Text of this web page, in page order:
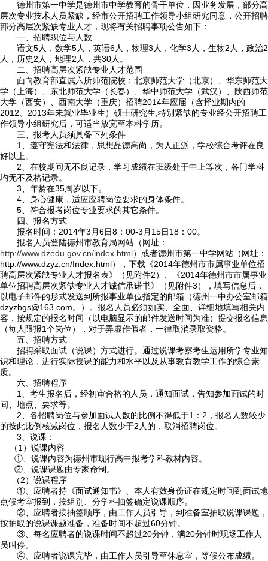
德州市第一中学是德州市中学教育的骨干单位，因业务发展，部分高
层次专业技术人员紧缺，经市公开招聘工作领导小组研究同意，公开招聘
部分高层次紧缺专业人才，现将有关招聘事项公告如下：
一、招聘职位与人数
语文5人，数学5人，英语6人，物理3人，化学3人，生物2人，政治2
人，历史2人，地理2人，共30人。
二、招聘高层次紧缺专业人才范围
面向教育部直属六所师范院校：北京师范大学（北京）、华东师范大
学（上海）、东北师范大学（长春）、华中师范大学（武汉）、陕西师范
大学（西安）、西南大学（重庆）招聘2014年应届（含择业期内的
2012、2013年未就业毕业生）硕士研究生,特别紧缺的专业经公开招聘工
作领导小组研究后，可适当放宽至本科学历。
三、报考人员须具备下列条件
1、遵守宪法和法律，思想品德高尚，为人正派，学校综合考评在良
好以上。
2、在校期间无不良记录，学习成绩在班级处于中上等次，各门学科
均无不及格记录。
3、年龄在35周岁以下。
4、身心健康，适应应聘岗位要求的身体条件。
5、符合报考岗位专业要求的其它条件。
四、报名方式
报名时间：2014年3月6日8：00-3月15日18：00。
报名人员登陆德州市教育局网站（网址：
http://www.dzedu.gov.cn/index.html）或者德州市第一中学网站（网址：
http://www.dzyz.cn/Index.html），下载《2014年德州市市属事业单位招
聘高层次紧缺专业人才报名表》（见附件2）、《2014年德州市市属事业
单位招聘高层次紧缺专业人才诚信承诺书》（见附件3），填写信息后，
以电子邮件的形式发送到所报事业单位指定的邮箱（德州一中办公室邮箱
dzyzbgs@163.com。）。报名人员必须如实、全面、详细地填写相关内
容，按规定的报名时间（以电脑显示的邮件发送时间为准）提交报名信息
（每人限报1个岗位），对于弄虚作假者，一律取消录取资格。
五、招聘方式
招聘采取面试（说课）方式进行。通过说课考察考生运用所学专业知
识和理论，进行实际授课的能力和水平以及从事教育教学工作的综合素
质。
六、招聘程序
1、考生报名后，经初审合格的人员，通知面试，告知参加面试的时
间、地点、要求等。
2、各招聘岗位与参加面试人数的比例不得低于1：2，报名人数较少
的按此比例核减岗位，报名人数少于2人的，取消招聘岗位。
3、说课：
（1）说课内容
①、说课内容为德州市现行高中报考学科教材内容。
②、说课课题由专家命制。
（2）说课程序
①、应聘者持《面试通知书》、本人有效身份证在规定时间到面试地
点候考室报到，按组别、分学科抽签确定说课顺序。
②、应聘者按抽签顺序，由工作人员引导，到准备室抽取说课课题，
按抽取的说课课题准备，准备时间不超过60分钟。
③、每名应聘者的说课时间不超过20分钟，满20分钟时现场工作人
员叫停。
④、应聘者说课完毕，由工作人员引导至休息室，等候公布成绩。
 首页
 学校概况
 信息公开

 最新公告
 校园新闻
 科学技术实验校